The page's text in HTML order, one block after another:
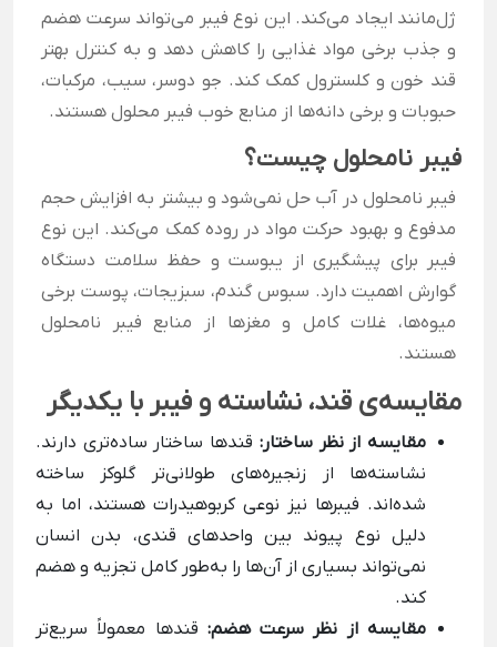
ژل‌مانند ایجاد می‌کند. این نوع فیبر می‌تواند سرعت هضم
و جذب برخی مواد غذایی را کاهش دهد و به کنترل بهتر
قند خون و کلسترول کمک کند. جو دوسر، سیب، مرکبات،
حبوبات و برخی دانه‌ها از منابع خوب فیبر محلول هستند.
فیبر نامحلول چیست؟
فیبر نامحلول در آب حل نمی‌شود و بیشتر به افزایش حجم
مدفوع و بهبود حرکت مواد در روده کمک می‌کند. این نوع
فیبر برای پیشگیری از یبوست و حفظ سلامت دستگاه
گوارش اهمیت دارد. سبوس گندم، سبزیجات، پوست برخی
میوه‌ها، غلات کامل و مغزها از منابع فیبر نامحلول
هستند.
مقایسه‌ی قند، نشاسته و فیبر با یکدیگر
مقایسه از نظر ساختار: قندها ساختار ساده‌تری دارند.
نشاسته‌ها از زنجیره‌های طولانی‌تر گلوکز ساخته
شده‌اند. فیبرها نیز نوعی کربوهیدرات هستند، اما به
دلیل نوع پیوند بین واحدهای قندی، بدن انسان
نمی‌تواند بسیاری از آن‌ها را به‌طور کامل تجزیه و هضم
کند.
مقایسه از نظر سرعت هضم: قندها معمولاً سریع‌تر